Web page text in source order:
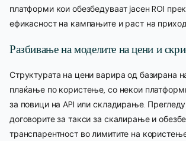
платформи кои обезбедуваат јасен ROI
ефикасност на кампањите и раст на
Разбивање на моделите на цени и
Структурата на цени варира од базирана
плаќање по користење, со некои
за повици на API или складирање.
договорите за такси за скалирање и
транспарентност во лимитите на